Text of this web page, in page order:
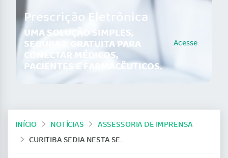
Prescrição Eletrônica
UMA SOLUÇÃO SIMPLES,
SEGURA E GRATUITA PARA
CONECTAR MÉDICOS,
PACIENTES E FARMACÊUTICOS.
Acesse
INÍCIO NOTÍCIAS
ASSESSORIA DE IMPRENSA
CURITIBA SEDIA NESTA SEMANA VI CONGRESSO LATINO-AMERICANO DE CUIDADOS PALIATIVOS